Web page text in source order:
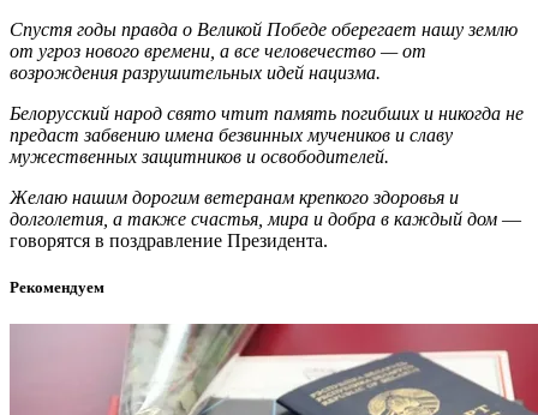
Спустя годы правда о Великой Победе оберегает нашу землю
от угроз нового времени, а все человечество — от
возрождения разрушительных идей нацизма.
Белорусский народ свято чтит память погибших и никогда не
предаст забвению имена безвинных мучеников и славу
мужественных защитников и освободителей.
Желаю нашим дорогим ветеранам крепкого здоровья и
долголетия, а также счастья, мира и добра в каждый дом —
говорятся в поздравление Президента.
Рекомендуем